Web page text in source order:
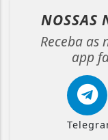
NOSSAS
Receba as
app